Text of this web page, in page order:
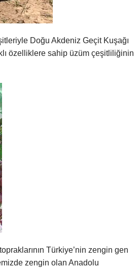
Doğu Akdeniz Geçit Kuşağı
özelliklere sahip üzüm çeşitliliğinin
Türkiye’nin zengin gen
zengin olan Anadolu